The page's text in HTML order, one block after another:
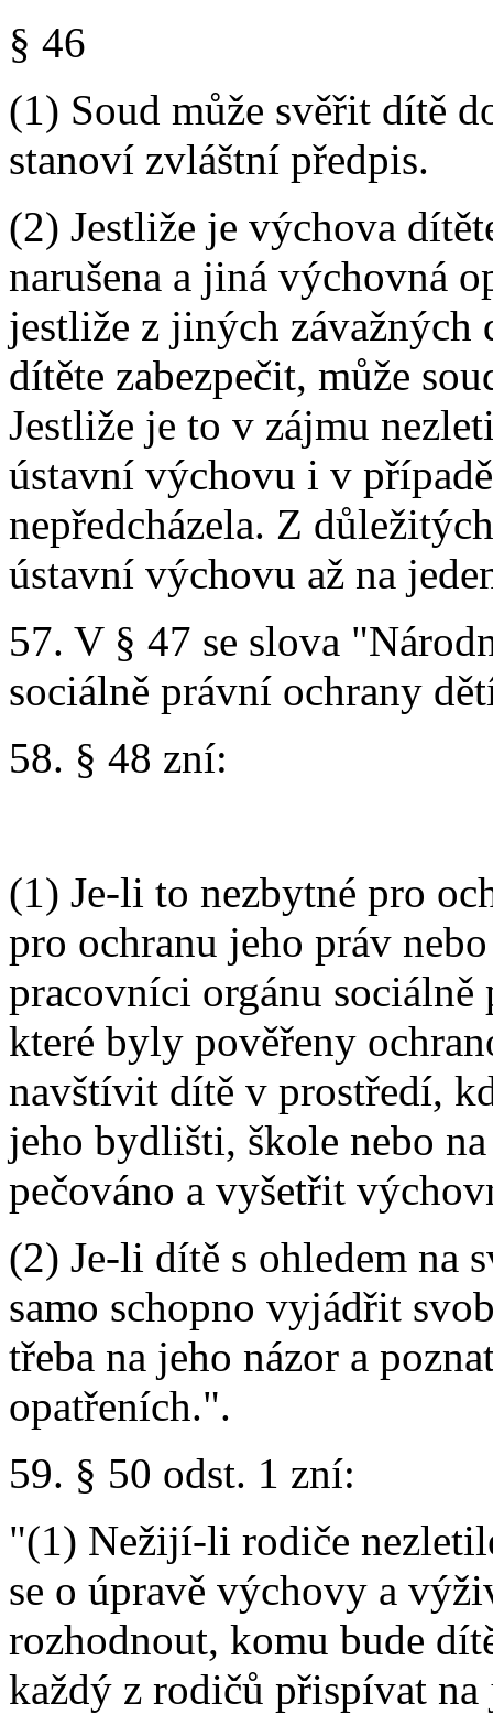
§ 46
(1) Soud může svěřit dítě
stanoví zvláštní předpis.
(2) Jestliže je výchova
narušena a jiná výchovná
jestliže z jiných
dítěte zabezpečit, může
Jestliže je to v zájmu
ústavní výchovu i v
nepředcházela. Z
ústavní výchovu až na
57. V § 47 se slova
sociálně právní ochrany
58. § 48 zní:
(1) Je-li to nezbytné pro
pro ochranu jeho práv
pracovníci orgánu
které byly pověřeny
navštívit dítě v prostředí,
jeho bydlišti, škole nebo
pečováno a vyšetřit
(2) Je-li dítě s ohledem na
samo schopno vyjádřit
třeba na jeho názor a
opatřeních.".
59. § 50 odst. 1 zní:
"(1) Nežijí-li rodiče
se o úpravě výchovy a
rozhodnout, komu bude
každý z rodičů přispívat